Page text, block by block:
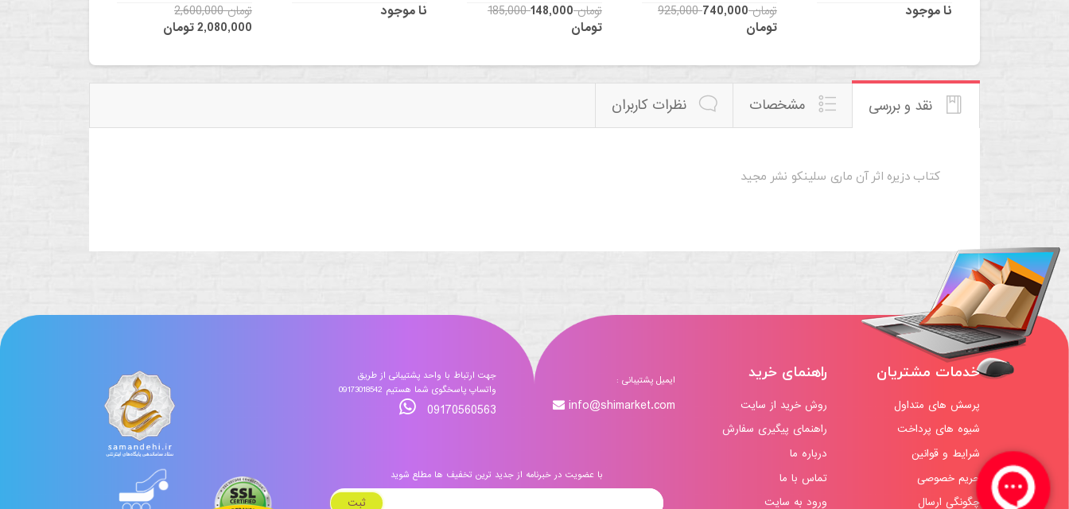
2,600,000 تومان
2,080,000 تومان
نا موجود
185,000 تومان148,000
تومان
925,000 تومان740,000
تومان
نا موجود
نقد و بررسی مشخصات نظرات کاربران
کتاب دزیره اثر آن ماری سلینکو نشر مجید
خدمات مشتریان
پرسش های متداول
شیوه های پرداخت
شرایط و قوانین
حریم خصوصی
چگونگی ارسال
راهنمای خرید
روش خرید از سایت
راهنمای پیگیری سفارش
درباره ما
تماس با ما
ورود به سایت
ایمیل پشتیبانی :
info@shimarket.com
جهت ارتباط با واحد پشتیبانی از طریق
واتساپ پاسخگوی شما هستیم 09173018542
09170560563
با عضویت در خبرنامه از جدید ترین تخفیف ها مطلع شوید